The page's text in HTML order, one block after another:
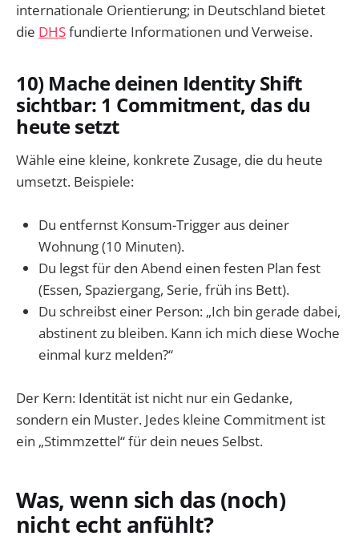
internationale Orientierung; in Deutschland bietet
die DHSfundierte Informationen und Verweise.
10) Mache deinen Identity Shift
sichtbar: 1 Commitment, das du
heute setzt
Wähle eine kleine, konkrete Zusage, die du heute
umsetzt. Beispiele:
Du entfernst Konsum-Trigger aus deiner
Wohnung (10 Minuten).
Du legst für den Abend einen festen Plan fest
(Essen, Spaziergang, Serie, früh ins Bett).
Du schreibst einer Person: „Ich bin gerade dabei,
abstinent zu bleiben. Kann ich mich diese Woche
einmal kurz melden?“
Der Kern: Identität ist nicht nur ein Gedanke,
sondern ein Muster. Jedes kleine Commitment ist
ein „Stimmzettel“ für dein neues Selbst.
Was, wenn sich das (noch)
nicht echt anfühlt?